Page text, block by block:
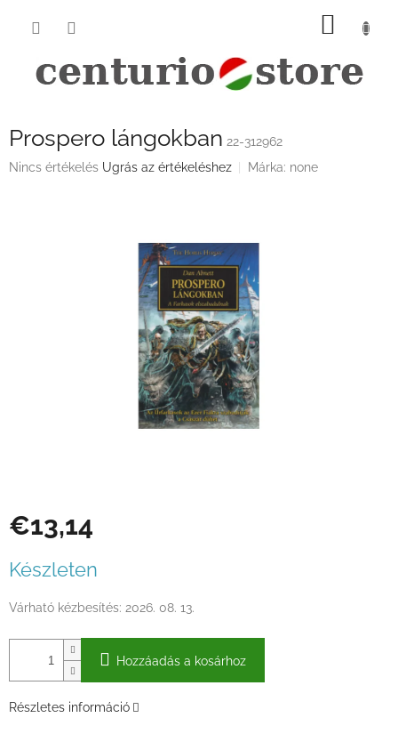
KOSÁR
Prospero lángokban 22-312962
A
Nincs értékelés Ugrás az értékeléshez Márka: none
€13,14
Készleten
Várható kézbesítés: 2026. 08. 13.
Hozzáadás a kosárhoz
Részletes információ